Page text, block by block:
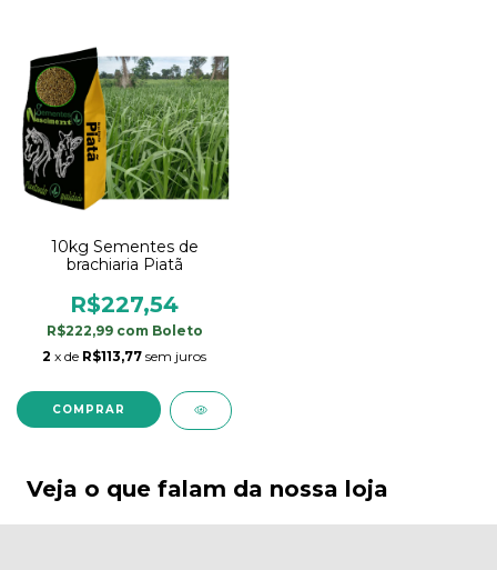
10kg Sementes de
brachiaria Piatã
R$227,54
R$222,99 com Boleto
2 x de R$113,77 sem juros
Veja o que falam da nossa loja